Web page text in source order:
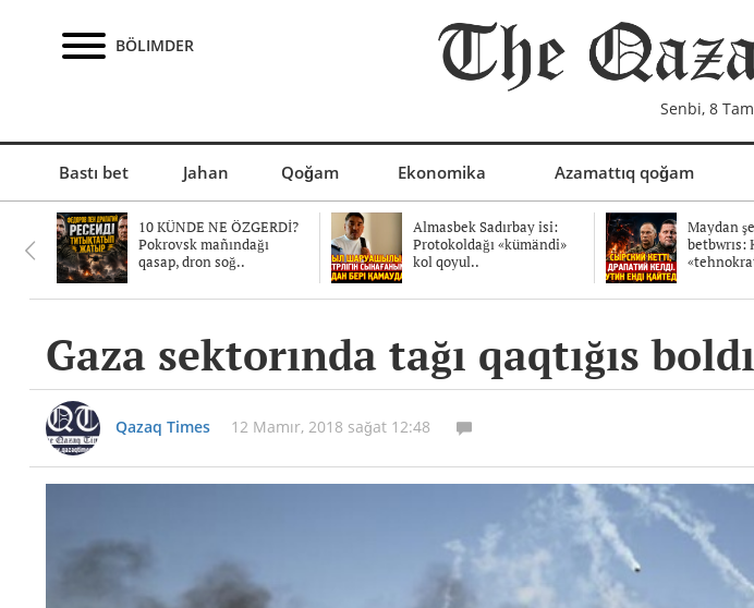
BÖLIMDER
Senbi, 8
Bastı bet Jahan Qoğam Ekonomika Azamattıq qoğam
10 KÜNDE NE ÖZGERDİ?
Pokrovsk mañındağı
qasap, dron soğ..
Almasbek Sadırbay isi:
Protokoldağı «kümändi»
kol qoyul..
Maydan
betbwrıs:
Gaza sektorında tağı qaqtığıs boldı
Qazaq Times 12 Mamır, 2018 sağat 12:48